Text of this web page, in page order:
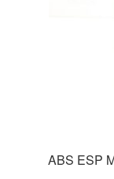
ABS ESP